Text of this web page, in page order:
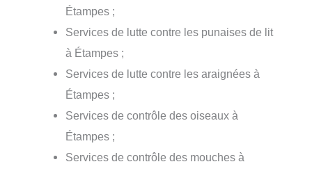
Étampes ;
Services de lutte contre les punaises de lit
à Étampes ;
Services de lutte contre les araignées à
Étampes ;
Services de contrôle des oiseaux à
Étampes ;
Services de contrôle des mouches à